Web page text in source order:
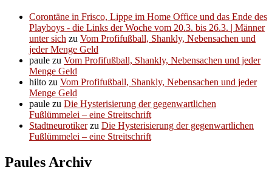
Corontäne in Frisco, Lippe im Home Office und das Ende des
Playboys - die Links der Woche vom 20.3. bis 26.3. | Männer
unter sich zu Vom Profifußball, Shankly, Nebensachen und
jeder Menge Geld
paule zu Vom Profifußball, Shankly, Nebensachen und jeder
Menge Geld
hilto zu Vom Profifußball, Shankly, Nebensachen und jeder
Menge Geld
paule zu Die Hysterisierung der gegenwartlichen
Fußlümmelei – eine Streitschrift
Stadtneurotikerzu Die Hysterisierung der gegenwartlichen
Fußlümmelei – eine Streitschrift
Paules Archiv